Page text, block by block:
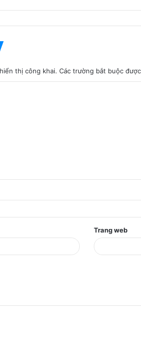
thị công khai. Các trường bắt buộc
Trang web